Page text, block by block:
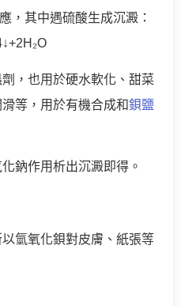
，其中遇硫酸生成沉澱：
，也用於硬水軟化、甜菜
等，用於有機合成和鋇鹽
鈉作用析出沉澱即得。
氫氧化鋇對皮膚、紙張等